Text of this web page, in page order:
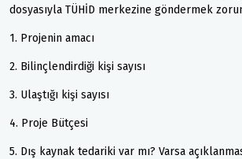
dosyasıyla TÜHİD merkezine göndermek
1. Projenin amacı
2. Bilinçlendirdiği kişi sayısı
3. Ulaştığı kişi sayısı
4. Proje Bütçesi
5. Dış kaynak tedariki var mı? Varsa